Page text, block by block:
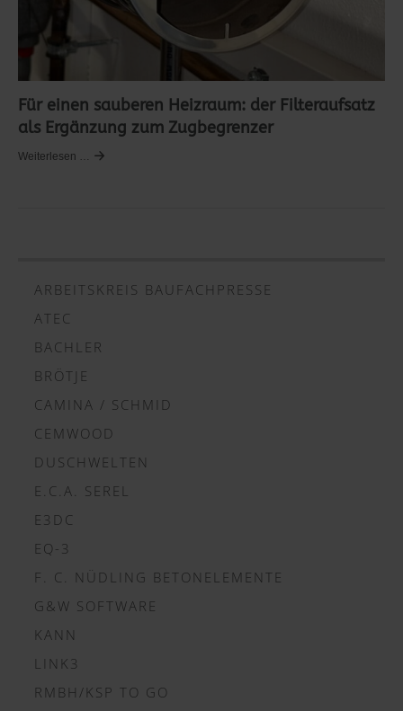
Für einen sauberen Heizraum: der Filteraufsatz
als Ergänzung zum Zugbegrenzer
Weiterlesen …
ARBEITSKREIS BAUFACHPRESSE
ATEC
BACHLER
BRÖTJE
CAMINA / SCHMID
CEMWOOD
DUSCHWELTEN
E.C.A. SEREL
E3DC
EQ-3
F. C. NÜDLING BETONELEMENTE
G&W SOFTWARE
KANN
LINK3
RMBH/KSP TO GO